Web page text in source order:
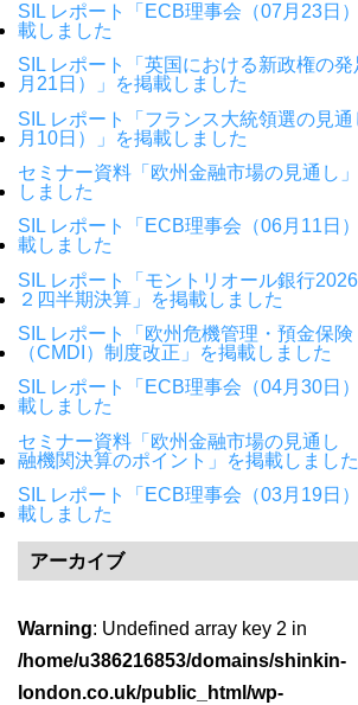
SIL レポート「ECB理事会（07月23日
載しました
SIL レポート「英国における新政権の発
月21日）」を掲載しました
SIL レポート「フランス大統領選の見通
月10日）」を掲載しました
セミナー資料「欧州金融市場の見通し
しました
SIL レポート「ECB理事会（06月11日
載しました
SIL レポート「モントリオール銀行
２四半期決算」を掲載しました
SIL レポート「欧州危機管理・預金保険
（CMDI）制度改正」を掲載しました
SIL レポート「ECB理事会（04月30日
載しました
セミナー資料「欧州金融市場の見通し
融機関決算のポイント」を掲載しました
SIL レポート「ECB理事会（03月19日
載しました
アーカイブ
Warning: Undefined array key 2 in
/home/u386216853/domains/shinkin-
london.co.uk/public_html/wp-